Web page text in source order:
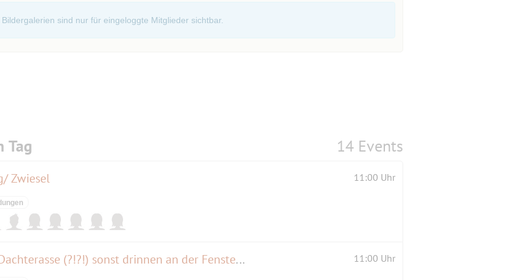
Bildergalerien sind nur für eingeloggte Mitglieder sichtbar.
Tag 14 Events
Zwiesel 11:00 Uhr
Frühstücksbuffet im Oberpollinger, Dachterasse (?!?!) sonst drinnen an der Fensterfront 11:00 Uhr